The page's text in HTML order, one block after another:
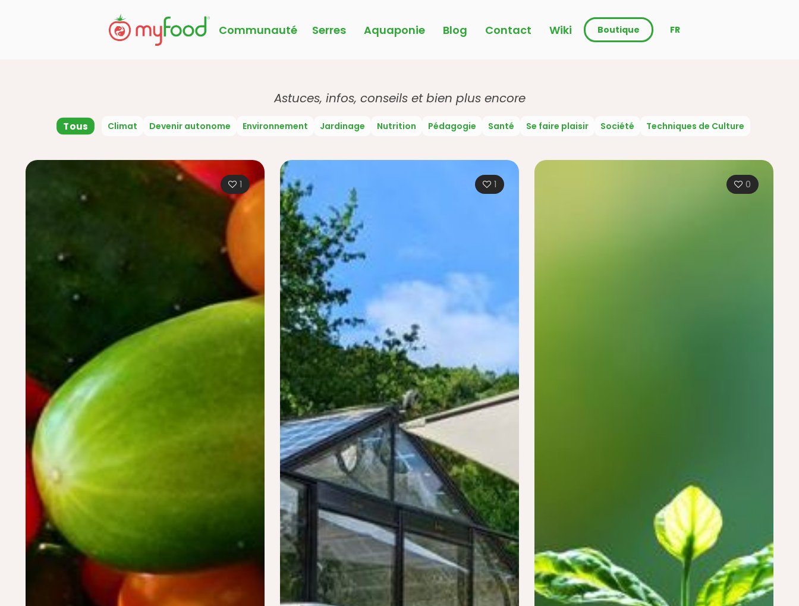
Communauté Serres Aquaponie Blog Contact Wiki Boutique FR
Astuces, infos, conseils et bien plus encore
Tous Climat Devenir autonome Environnement Jardinage Nutrition Pédagogie Santé Se faire plaisir Société Techniques de Culture
1 1 0